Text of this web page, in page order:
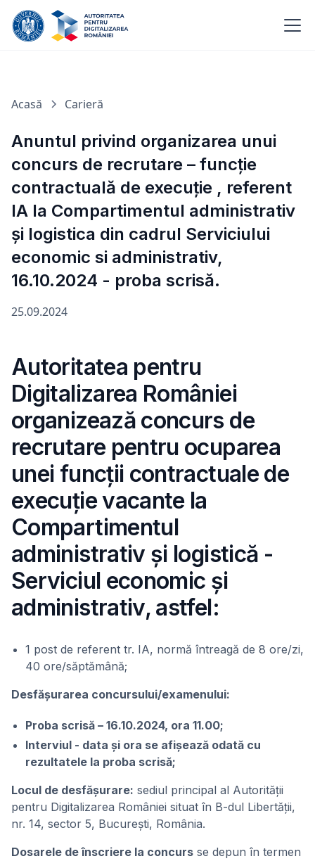
Acasă Carieră
Anuntul privind organizarea unui
concurs de recrutare – funcție
contractuală de execuție , referent
IA la Compartimentul administrativ
și logistica din cadrul Serviciului
economic si administrativ,
16.10.2024 - proba scrisă.
25.09.2024
Autoritatea pentru
Digitalizarea României
organizează concurs de
recrutare pentru ocuparea
unei funcții contractuale de
execuție vacante la
Compartimentul
administrativ și logistică -
Serviciul economic și
administrativ, astfel:
1 post de referent tr. IA, normă întreagă de 8 ore/zi,
40 ore/săptămână;
Desfășurarea concursului/examenului:
Proba scrisă – 16.10.2024, ora 11.00;
Interviul - data și ora se afișează odată cu
rezultatele la proba scrisă;
Locul de desfășurare: sediul principal al Autorității
pentru Digitalizarea României situat în B-dul Libertății,
nr. 14, sector 5, București, România.
Dosarele de înscriere la concurs se depun în termen